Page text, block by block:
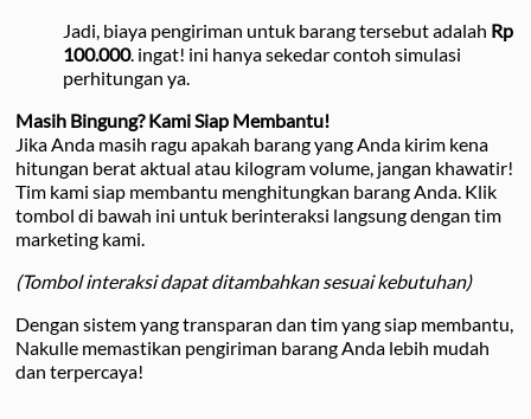
Jadi, biaya pengiriman untuk barang tersebut adalah Rp
100.000. ingat! ini hanya sekedar contoh simulasi
perhitungan ya.
Masih Bingung? Kami Siap Membantu!
Jika Anda masih ragu apakah barang yang Anda kirim kena
hitungan berat aktual atau kilogram volume, jangan khawatir!
Tim kami siap membantu menghitungkan barang Anda. Klik
tombol di bawah ini untuk berinteraksi langsung dengan tim
marketing kami.
(Tombol interaksi dapat ditambahkan sesuai kebutuhan)
Dengan sistem yang transparan dan tim yang siap membantu,
Nakulle memastikan pengiriman barang Anda lebih mudah
dan terpercaya!